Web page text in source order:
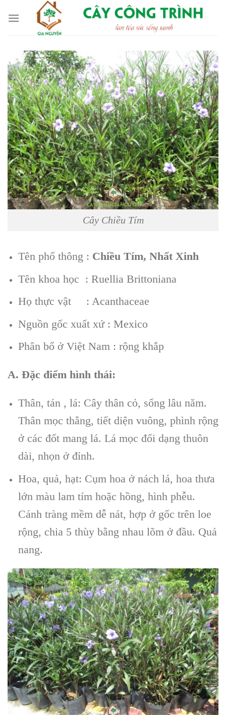
Cây Chiều Tím
Tên phổ thông : Chiều Tím, Nhất Xinh
Tên khoa học : Ruellia Brittoniana
Họ thực vật : Acanthaceae
Nguồn gốc xuất xứ : Mexico
Phân bổ ở Việt Nam : rộng khắp
A. Đặc điểm hình thái:
Thân, tán , lá: Cây thân cỏ, sống lâu năm.
Thân mọc thẳng, tiết diện vuông, phình rộng
ở các đốt mang lá. Lá mọc đối dạng thuôn
dài, nhọn ở đỉnh.
Hoa, quả, hạt: Cụm hoa ở nách lá, hoa thưa
lớn màu lam tím hoặc hồng, hình phễu.
Cánh tràng mềm dễ nát, hợp ở gốc trên loe
rộng, chia 5 thùy bằng nhau lõm ở đầu. Quả
nang.